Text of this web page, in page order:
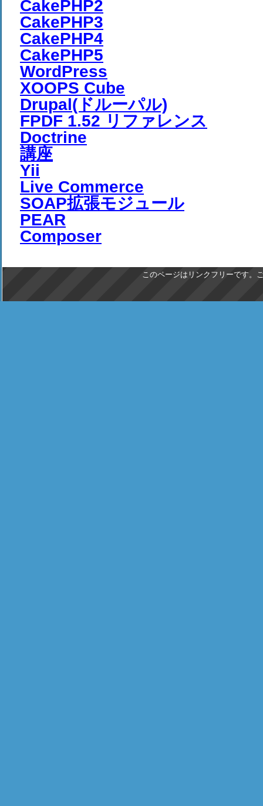
CakePHP2
CakePHP3
CakePHP4
CakePHP5
WordPress
XOOPS Cube
Drupal(ドルーパル)
FPDF 1.52 リファレンス
Doctrine
講座
Yii
Live Commerce
SOAP拡張モジュール
PEAR
Composer
このページはリンクフリーです。